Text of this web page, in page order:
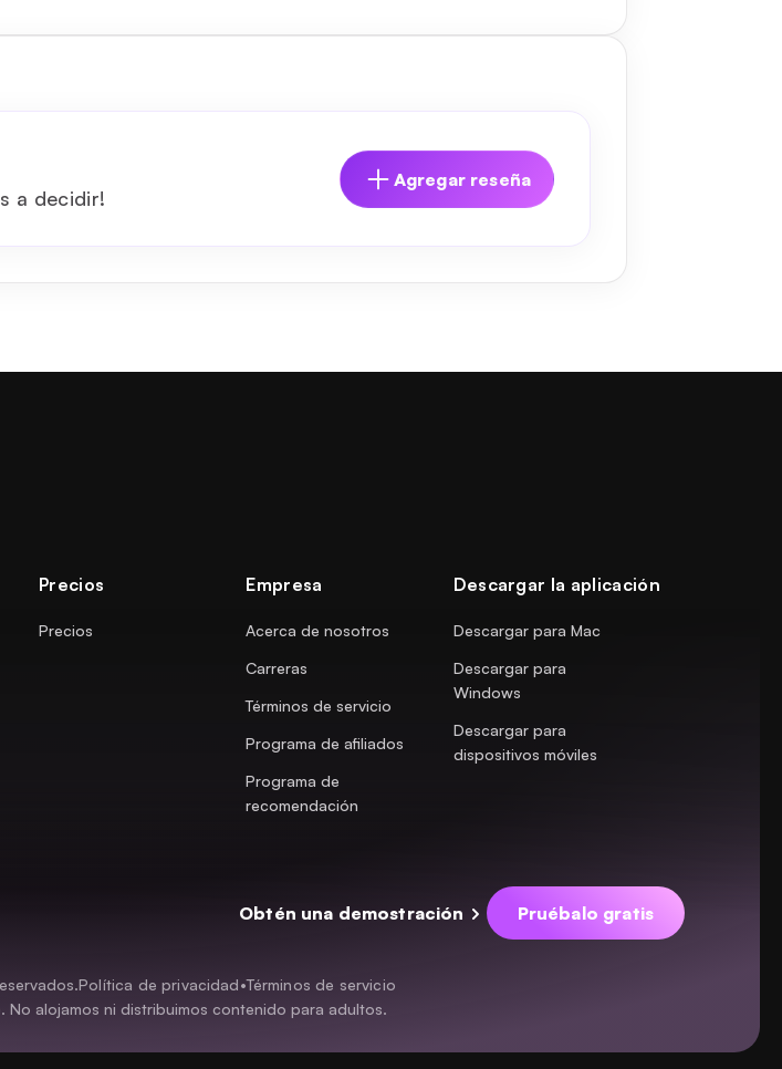
a decidir!
Agregar reseña
Precios
Precios
Empresa
Acerca de nosotros
Carreras
Términos de servicio
Programa de afiliados
Programa de
recomendación
Descargar la aplicación
Descargar para Mac
Descargar para
Windows
Descargar para
dispositivos móviles
Obtén una demostración Pruébalo gratis
Política de privacidad•Términos de servicio
alojamos ni distribuimos contenido para adultos.